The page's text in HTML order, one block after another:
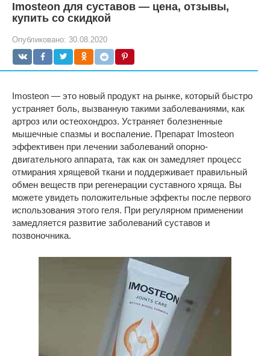
Imosteon для суставов — цена, отзывы,
купить со скидкой
Опубликовано: 30.08.2020
Imosteon — это новый продукт на рынке, который быстро
устраняет боль, вызванную такими заболеваниями, как
артроз или остеохондроз. Устраняет болезненные
мышечные спазмы и воспаление. Препарат Imosteon
эффективен при лечении заболеваний опорно-
двигательного аппарата, так как он замедляет процесс
отмирания хрящевой ткани и поддерживает правильный
обмен веществ при регенерации суставного хряща. Вы
можете увидеть положительные эффекты после первого
использования этого геля. При регулярном применении
замедляется развитие заболеваний суставов и
позвоночника.